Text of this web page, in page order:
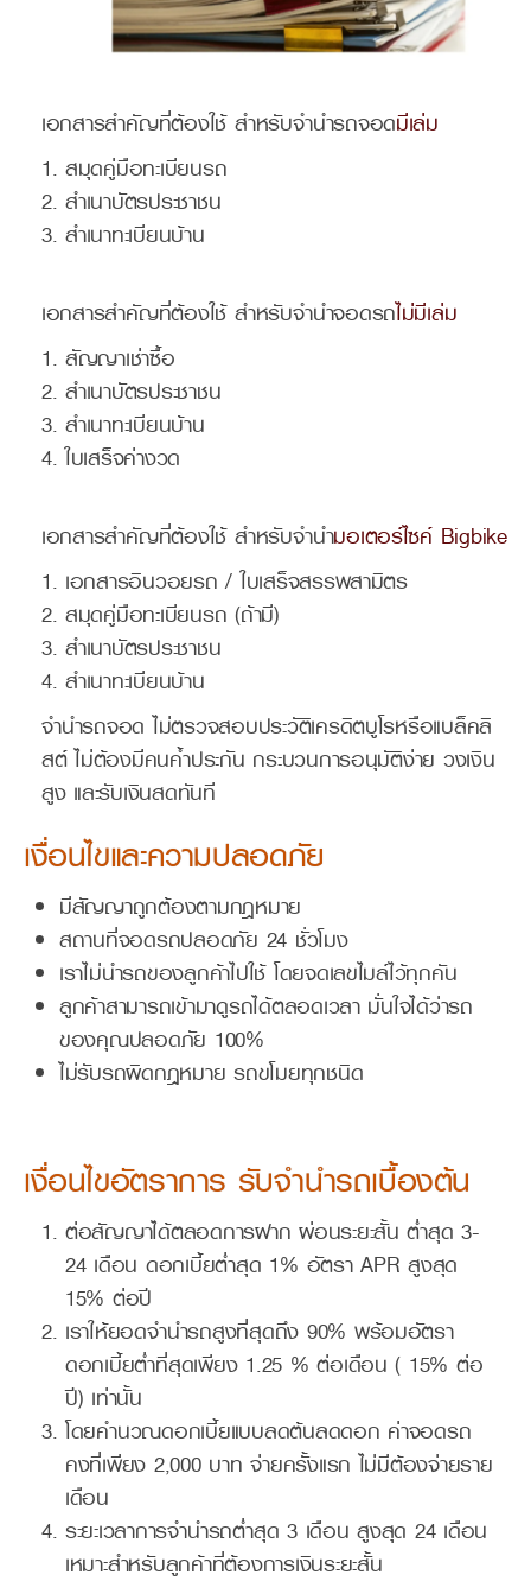
เอกสารสำคัญที่ต้องใช้ สำหรับจำนำรถจอดมีเล่ม
สมุดคู่มือทะเบียนรถ
สำเนาบัตรประชาชน
สำเนาทะเบียนบ้าน
เอกสารสำคัญที่ต้องใช้ สำหรับจำนำจอดรถไม่มีเล่ม
สัญญาเช่าซื้อ
สำเนาบัตรประชาชน
สำเนาทะเบียนบ้าน
ใบเสร็จค่างวด
เอกสารสำคัญที่ต้องใช้ สำหรับจำนำมอเตอร์ไซค์ Bigbike
เอกสารอินวอยรถ / ใบเสร็จสรรพสามิตร
สมุดคู่มือทะเบียนรถ (ถ้ามี)
สำเนาบัตรประชาชน
สำเนาทะเบียนบ้าน
จำนำรถจอด ไม่ตรวจสอบประวัติเครดิตบูโรหรือแบล็คลิ
สต์ ไม่ต้องมีคนค้ำประกัน กระบวนการอนุมัติง่าย วงเงิน
สูง และรับเงินสดทันที
เงื่อนไขและความปลอดภัย
มีสัญญาถูกต้องตามกฎหมาย
สถานที่จอดรถปลอดภัย 24 ชั่วโมง
เราไม่นำรถของลูกค้าไปใช้ โดยจดเลขไมล์ไว้ทุกคัน
ลูกค้าสามารถเข้ามาดูรถได้ตลอดเวลา มั่นใจได้ว่ารถ
ของคุณปลอดภัย 100%
ไม่รับรถผิดกฎหมาย รถขโมยทุกชนิด
เงื่อนไขอัตราการ รับจำนำรถเบื้องต้น
ต่อสัญญาได้ตลอดการฝาก ผ่อนระยะสั้น ต่ำสุด 3-
24 เดือน ดอกเบี้ยต่ำสุด 1% อัตรา APR สูงสุด
15% ต่อปี
เราให้ยอดจำนำรถสูงที่สุดถึง 90% พร้อมอัตรา
ดอกเบี้ยต่ำที่สุดเพียง 1.25 % ต่อเดือน ( 15% ต่อ
ปี) เท่านั้น
โดยคำนวณดอกเบี้ยแบบลดต้นลดดอก ค่าจอดรถ
คงที่เพียง 2,000 บาท จ่ายครั้งแรก ไม่มีต้องจ่ายราย
เดือน
ระยะเวลาการจำนำรถต่ำสุด 3 เดือน สูงสุด 24 เดือน
เหมาะสำหรับลูกค้าที่ต้องการเงินระยะสั้น